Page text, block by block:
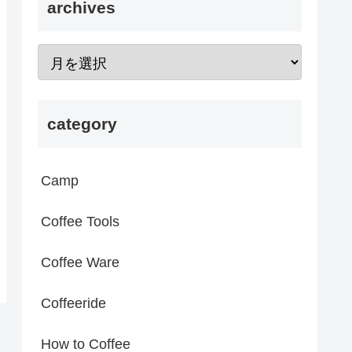
archives
category
Camp
Coffee Tools
Coffee Ware
Coffeeride
How to Coffee